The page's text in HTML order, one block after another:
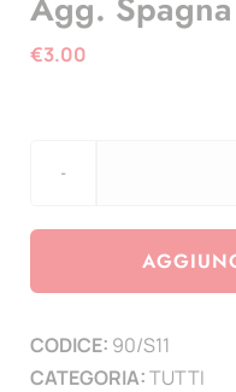
€3.00
CODICE: 90/S11
CATEGORIA:TUTTI